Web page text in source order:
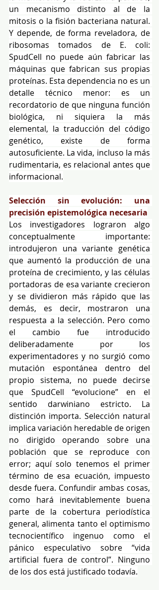
un mecanismo distinto al de la
mitosis o la fisión bacteriana natural.
Y depende, de forma reveladora, de
ribosomas tomados de E. coli:
SpudCell no puede aún fabricar las
máquinas que fabrican sus propias
proteínas. Esta dependencia no es un
detalle técnico menor: es un
recordatorio de que ninguna función
biológica, ni siquiera la más
elemental, la traducción del código
genético, existe de forma
autosuficiente. La vida, incluso la más
rudimentaria, es relacional antes que
informacional.
Selección sin evolución: una
precisión epistemológica necesaria
Los investigadores lograron algo
conceptualmente importante:
introdujeron una variante genética
que aumentó la producción de una
proteína de crecimiento, y las células
portadoras de esa variante crecieron
y se dividieron más rápido que las
demás, es decir, mostraron una
respuesta a la selección. Pero como
el cambio fue introducido
deliberadamente por los
experimentadores y no surgió como
mutación espontánea dentro del
propio sistema, no puede decirse
que SpudCell “evolucione” en el
sentido darwiniano estricto. La
distinción importa. Selección natural
implica variación heredable de origen
no dirigido operando sobre una
población que se reproduce con
error; aquí solo tenemos el primer
término de esa ecuación, impuesto
desde fuera. Confundir ambas cosas,
como hará inevitablemente buena
parte de la cobertura periodística
general, alimenta tanto el optimismo
tecnocientífico ingenuo como el
pánico especulativo sobre “vida
artificial fuera de control”. Ninguno
de los dos está justificado todavía.